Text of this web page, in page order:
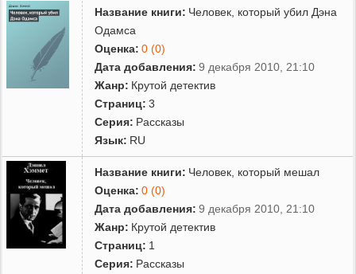
Название книги: Человек, который убил Дэна
Одамса
Оценка: 0 (0)
Дата добавления: 9 декабря 2010, 21:10
Жанр: Крутой детектив
Страниц: 3
Серия: Рассказы
Язык: RU
Название книги: Человек, который мешал
Оценка: 0 (0)
Дата добавления: 9 декабря 2010, 21:10
Жанр: Крутой детектив
Страниц: 1
Серия: Рассказы